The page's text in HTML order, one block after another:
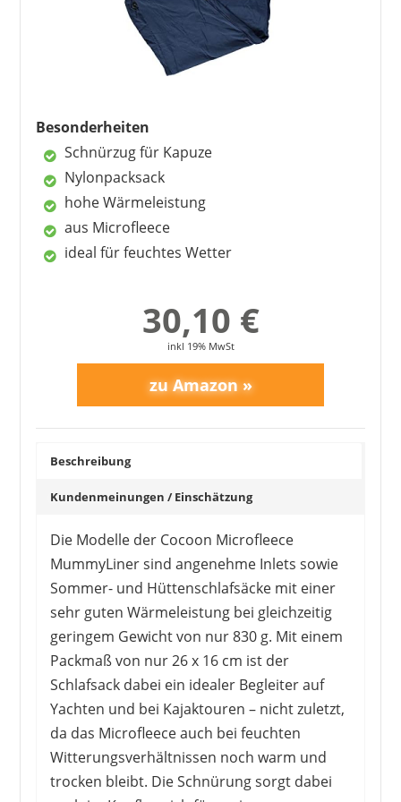
Besonderheiten
Schnürzug für Kapuze
Nylonpacksack
hohe Wärmeleistung
aus Microfleece
ideal für feuchtes Wetter
30,10 €
inkl 19% MwSt
Beschreibung
Kundenmeinungen / Einschätzung
Die Modelle der Cocoon Microfleece
MummyLiner sind angenehme Inlets sowie
Sommer- und Hüttenschlafsäcke mit einer
sehr guten Wärmeleistung bei gleichzeitig
geringem Gewicht von nur 830 g. Mit einem
Packmaß von nur 26 x 16 cm ist der
Schlafsack dabei ein idealer Begleiter auf
Yachten und bei Kajaktouren – nicht zuletzt,
da das Microfleece auch bei feuchten
Witterungsverhältnissen noch warm und
trocken bleibt. Die Schnürung sorgt dabei